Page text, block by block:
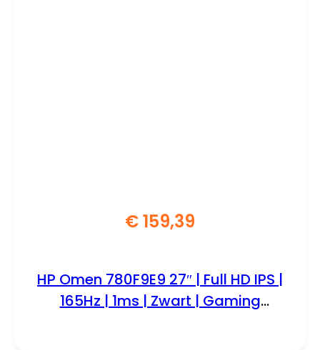
€159,39
HP Omen 780F9E9 27″ | Full HD IPS |
165Hz | 1ms | Zwart | Gaming